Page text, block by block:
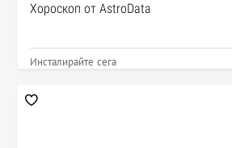
Хороскоп от AstroData
Инсталирайте сега